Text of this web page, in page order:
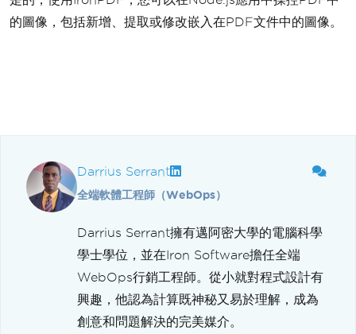
的圖像，包括新增、提取或修改嵌入在PDF文件中的圖像。
Darrius Serrant
全端軟體工程師（WebOps）
Darrius Serrant擁有邁阿密大學的電腦科學
學士學位，並在Iron Software擔任全端
WebOps行銷工程師。從小就對程式設計有
興趣，他認為計算既神秘又易於理解，成為
創意和問題解決的完美媒介。